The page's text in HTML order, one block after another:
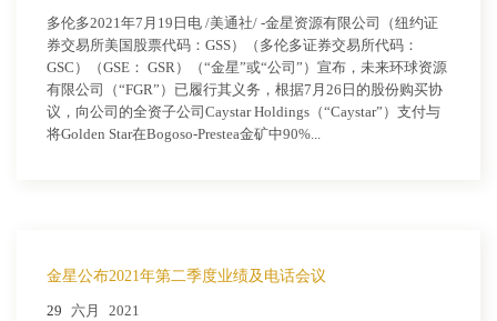
多伦多2021年7月19日电 /美通社/ -金星资源有限公司（纽约证
券交易所美国股票代码：GSS）（多伦多证券交易所代码：
GSC）（GSE： GSR）（“金星”或“公司”）宣布，未来环球资源
有限公司（“FGR”）已履行其义务，根据7月26日的股份购买协
议，向公司的全资子公司Caystar Holdings（“Caystar”）支付与
将Golden Star在Bogoso-Prestea金矿中90%...
金星公布2021年第二季度业绩及电话会议
29 六月 2021